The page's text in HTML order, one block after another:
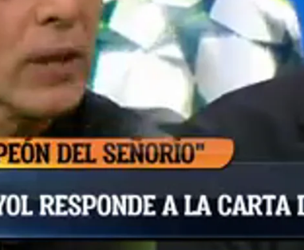
WhatsappFacebook
X
un comunicado con una dura crítica
tras la polémica que se produjo en
a Carlos Romero por una durísima
José Luis Sánchez ha explotado, en
denunciando la situación de los
ha pasado 30 años en el fútbol